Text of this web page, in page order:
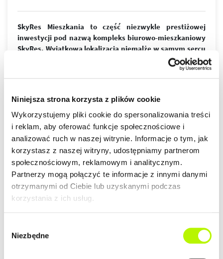
Niniejsza strona korzysta z plików cookie
Wykorzystujemy pliki cookie do spersonalizowania treści
i reklam, aby oferować funkcje społecznościowe i
analizować ruch w naszej witrynie. Informacje o tym, jak
korzystasz z naszej witryny, udostępniamy partnerom
społecznościowym, reklamowym i analitycznym.
Partnerzy mogą połączyć te informacje z innymi danymi
otrzymanymi od Ciebie lub uzyskanymi podczas
korzystania z ich usług.
zgody
Niezbędne
SkyRes Mieszkania to część niezwykle prestiżowej
inwestycji pod nazwą kompleks biurowo-mieszkaniowy
SkyRes. Wyjątkowa lokalizacja niemalże w samym sercu
Rzeszowa jest wprost idealna dla osób ceniących sobie
wielkomiejski styl życia. Nowoczesny design budynków,
wysoki standard wykończenia, garaże podziemne
klientów.
DOWIEDZ SIĘ WIĘCEJ O LOKALIZACJI
więcej
ZALETY LOKALIZACJI
lokalizacja w centrum
nowoczesna architektura
piękne widoki na Rzeszów